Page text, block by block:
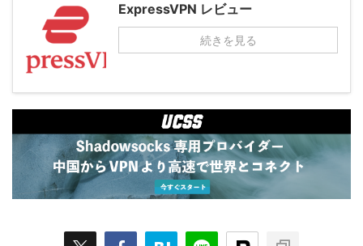
ExpressVPN レビュー
続きを見る